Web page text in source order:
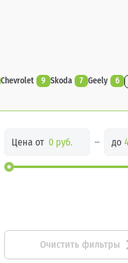
Chevrolet 9 Skoda 7 Geely 6
Цена от до
Очистить фильтры